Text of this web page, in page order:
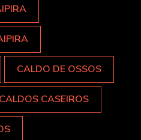
CALDO DE OSSOS
CALDOS CASEIROS